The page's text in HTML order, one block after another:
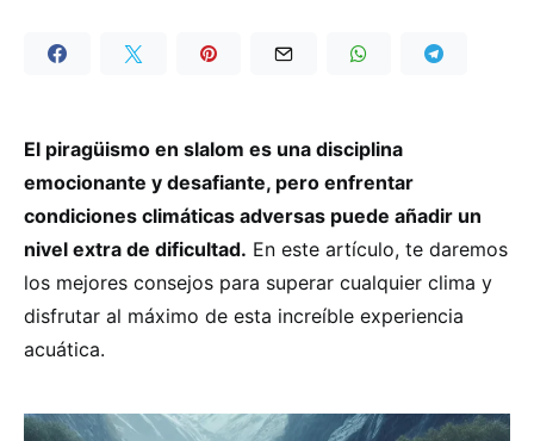
El piragüismo en slalom es una disciplina
emocionante y desafiante, pero enfrentar
condiciones climáticas adversas puede añadir un
nivel extra de dificultad. En este artículo, te daremos
los mejores consejos para superar cualquier clima y
disfrutar al máximo de esta increíble experiencia
acuática.